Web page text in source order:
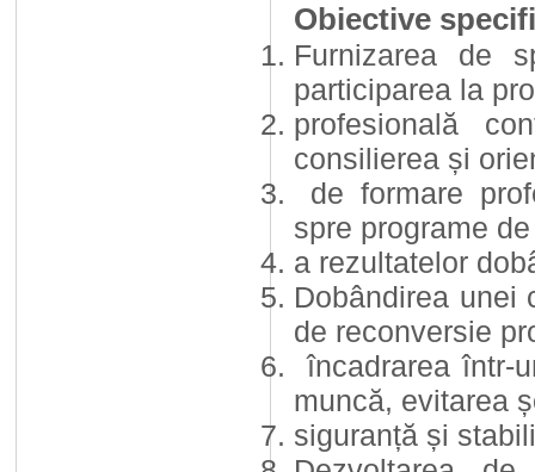
Obiective
Furnizarea de
participarea la
profesională
consilierea și
de formare
spre programe
a rezultatelor
Dobândirea unei
de reconversie
încadrarea într-
muncă, evitarea
siguranță și